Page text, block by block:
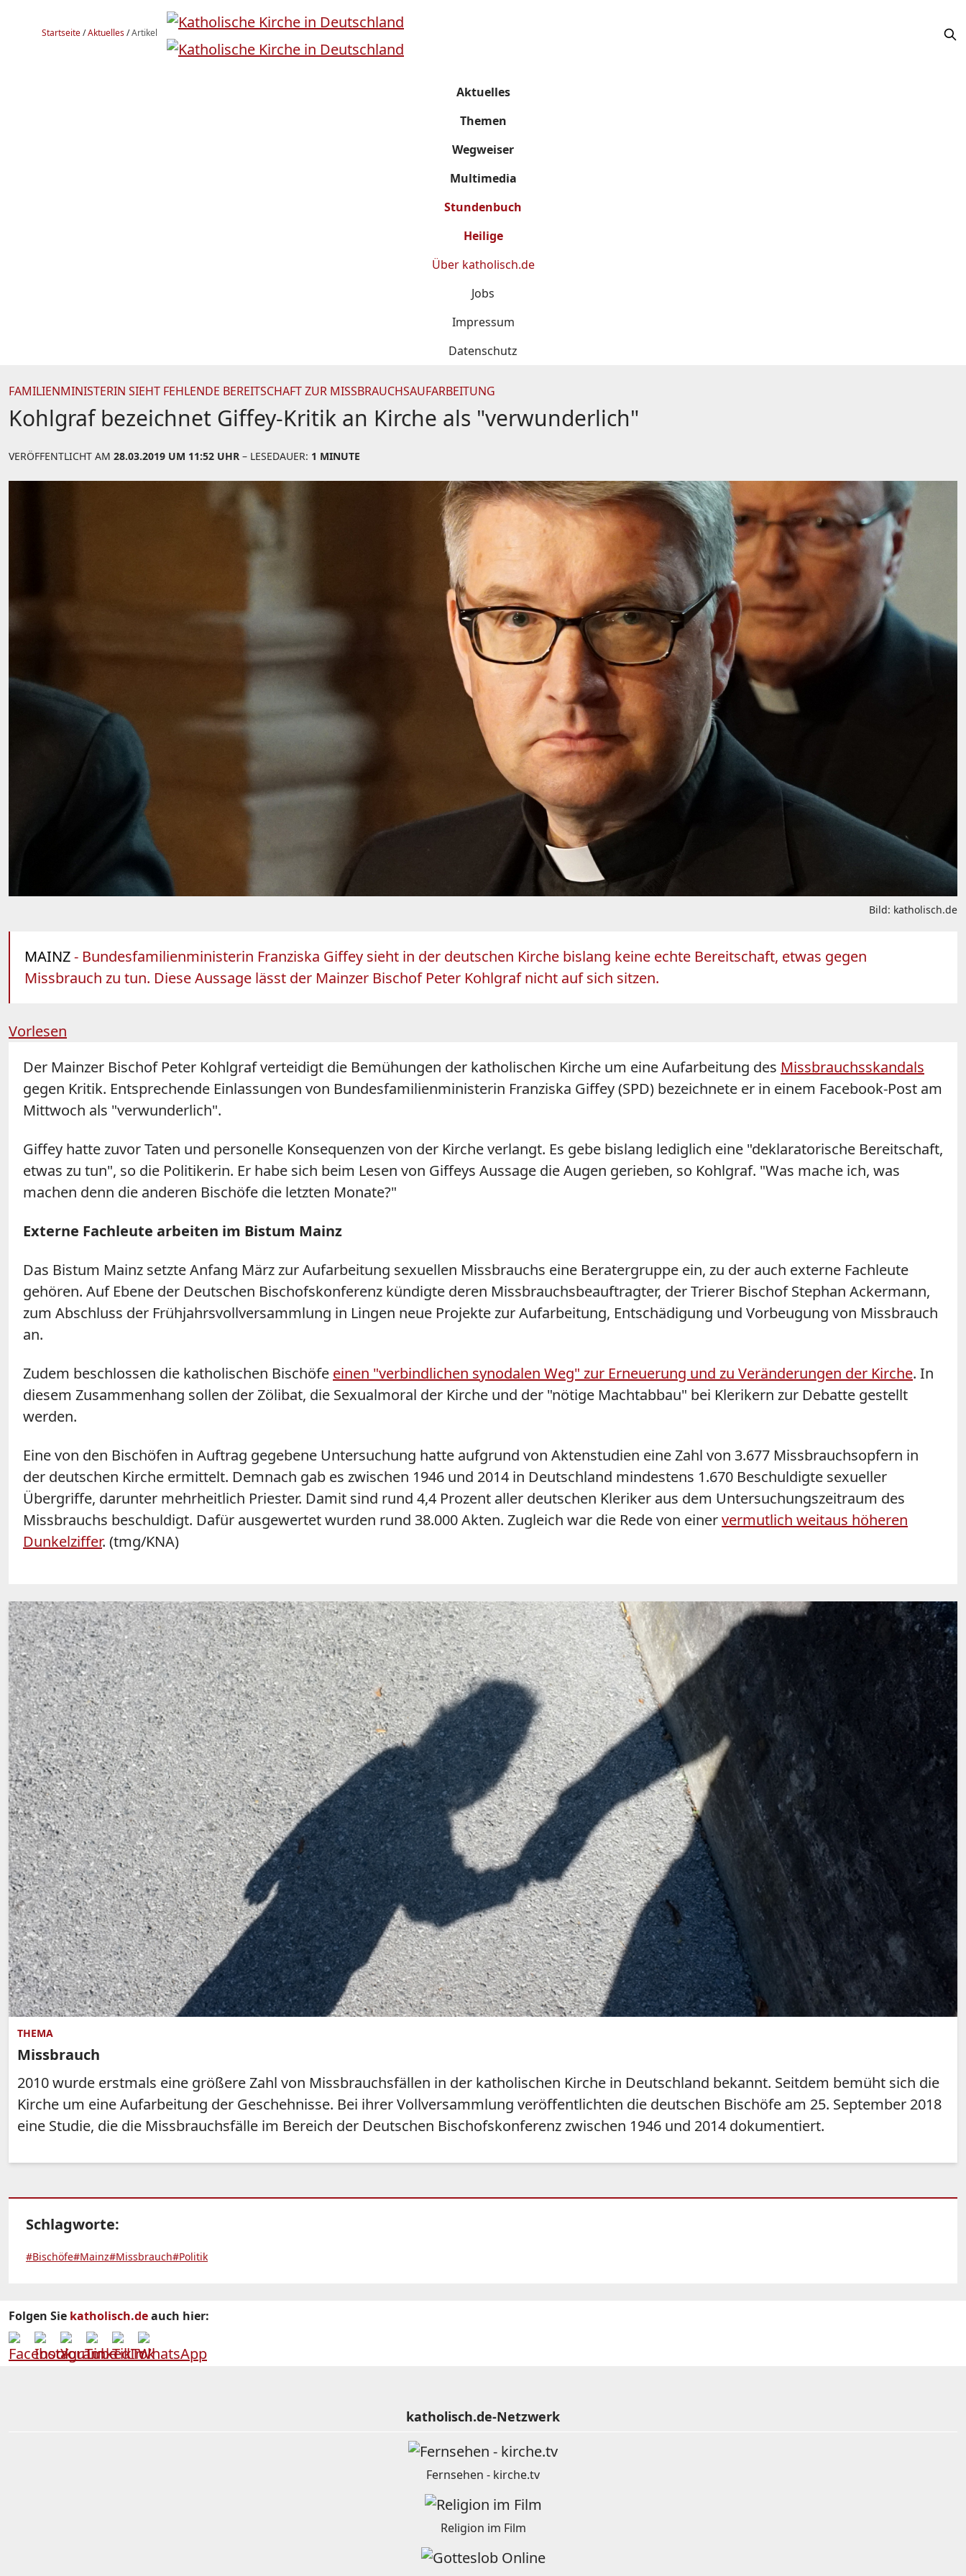
Startseite/Aktuelles/Artikel
Aktuelles
Themen
Wegweiser
Multimedia
Stundenbuch
Heilige
Über katholisch.de
Jobs
Impressum
Datenschutz
FAMILIENMINISTERIN SIEHT FEHLENDE BEREITSCHAFT ZUR MISSBRAUCHSAUFARBEITUNG
Kohlgraf bezeichnet Giffey-Kritik an Kirche als "verwunderlich"
VERÖFFENTLICHT AM 28.03.2019 UM 11:52 UHR – LESEDAUER: 1 MINUTE
Bild: katholisch.de
MAINZ- Bundesfamilienministerin Franziska Giffey sieht in der deutschen Kirche bislang keine echte Bereitschaft, etwas gegen
Missbrauch zu tun. Diese Aussage lässt der Mainzer Bischof Peter Kohlgraf nicht auf sich sitzen.
Vorlesen
Der Mainzer Bischof Peter Kohlgrafverteidigt die Bemühungen der katholischen Kirche um eine Aufarbeitung des Missbrauchsskandals
gegen Kritik. Entsprechende Einlassungen von Bundesfamilienministerin Franziska Giffey (SPD) bezeichnete er in einem Facebook-Post am
Mittwoch als "verwunderlich".
Giffey hatte zuvor Taten und personelle Konsequenzen von der Kirche verlangt. Es gebe bislang lediglich eine "deklaratorische Bereitschaft,
etwas zu tun", so die Politikerin. Er habe sich beim Lesen von Giffeys Aussage die Augen gerieben, so Kohlgraf. "Was mache ich, was
machen denn die anderen Bischöfe die letzten Monate?"
Externe Fachleute arbeiten im Bistum Mainz
Das Bistum Mainz setzte Anfang März zur Aufarbeitung sexuellen Missbrauchs eine Beratergruppe ein, zu der auch externe Fachleute
gehören. Auf Ebene der Deutschen Bischofskonferenz kündigte deren Missbrauchsbeauftragter, der Trierer Bischof Stephan Ackermann,
zum Abschluss der Frühjahrsvollversammlung in Lingen neue Projekte zur Aufarbeitung, Entschädigung und Vorbeugung von Missbrauch
an.
Zudem beschlossen die katholischen Bischöfe einen "verbindlichen synodalen Weg" zur Erneuerung und zu Veränderungen der Kirche. In
diesem Zusammenhang sollen der Zölibat, die Sexualmoral der Kirche und der "nötige Machtabbau" bei Klerikern zur Debatte gestellt
werden.
Eine von den Bischöfen in Auftrag gegebene Untersuchung hatte aufgrund von Aktenstudien eine Zahl von 3.677 Missbrauchsopfern in
der deutschen Kirche ermittelt. Demnach gab es zwischen 1946 und 2014 in Deutschland mindestens 1.670 Beschuldigte sexueller
Übergriffe, darunter mehrheitlich Priester. Damit sind rund 4,4 Prozent aller deutschen Kleriker aus dem Untersuchungszeitraum des
Missbrauchs beschuldigt. Dafür ausgewertet wurden rund 38.000 Akten. Zugleich war die Rede von einervermutlich weitaus höheren
Dunkelziffer. (tmg/KNA)
THEMA
Missbrauch
2010 wurde erstmals eine größere Zahl von Missbrauchsfällen in der katholischen Kirche in Deutschland bekannt. Seitdem bemüht sich die
Kirche um eine Aufarbeitung der Geschehnisse. Bei ihrer Vollversammlung veröffentlichten die deutschen Bischöfe am 25. September 2018
eine Studie, die die Missbrauchsfälle im Bereich der Deutschen Bischofskonferenz zwischen 1946 und 2014 dokumentiert.
Schlagworte:
#Bischöfe#Mainz#Missbrauch#Politik
Folgen Sie katholisch.deauch hier:
katholisch.de-Netzwerk
Fernsehen - kirche.tv
Religion im Film